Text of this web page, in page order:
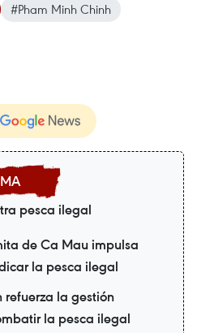
#Pham Minh Chinh
pesca ilegal
de Ca Mau impulsa
la pesca ilegal
refuerza la gestión
la pesca ilegal